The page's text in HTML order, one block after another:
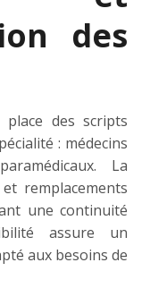
des
des scripts
: médecins
La
remplacements
une continuité
assure un
aux besoins de